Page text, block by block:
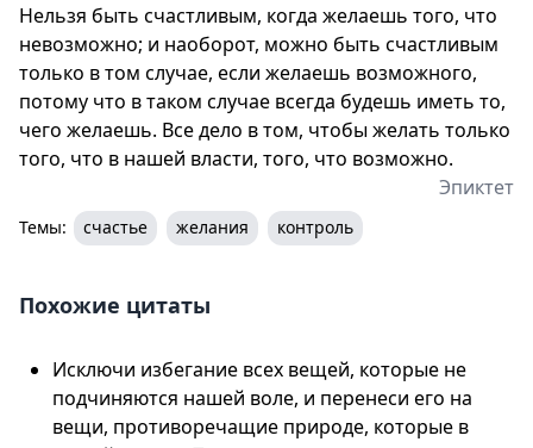
Нельзя быть счастливым, когда желаешь того, что
невозможно; и наоборот, можно быть счастливым
только в том случае, если желаешь возможного,
потому что в таком случае всегда будешь иметь то,
чего желаешь. Все дело в том, чтобы желать только
того, что в нашей власти, того, что возможно.
Эпиктет
Темы: счастье желания контроль
Похожие цитаты
Исключи избегание всех вещей, которые не
подчиняются нашей воле, и перенеси его на
вещи, противоречащие природе, которые в